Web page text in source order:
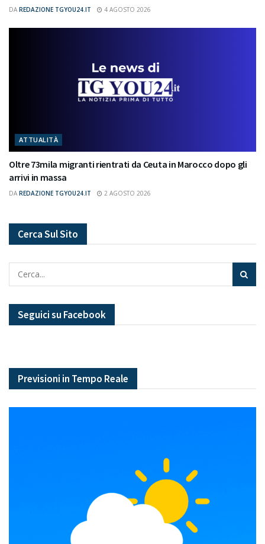
DA REDAZIONE TGYOU24.IT 4 AGOSTO 2026
ATTUALITÀ
Oltre 73mila migranti rientrati da Ceuta in Marocco dopo gli
arrivi in massa
DA REDAZIONE TGYOU24.IT 2 AGOSTO 2026
Cerca Sul Sito
Seguici su Facebook
Previsioni in Tempo Reale